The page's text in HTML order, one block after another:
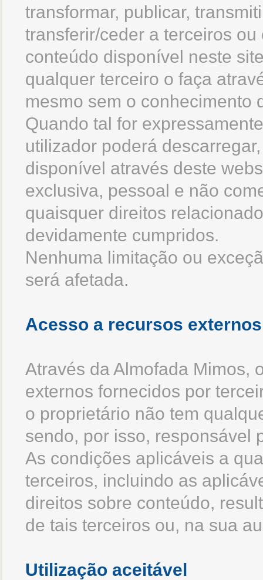
transformar, publicar,
transferir/ceder a terceiros
conteúdo disponível neste
qualquer terceiro o faça
mesmo sem o conhecimento
Quando tal for
utilizador poderá
disponível através deste
exclusiva, pessoal e não
quaisquer direitos
devidamente cumpridos.
Nenhuma limitação ou
será afetada.
Acesso a recursos externos
Através da Almofada Mimos,
externos fornecidos por
o proprietário não tem
sendo, por isso, responsável
As condições aplicáveis a
terceiros, incluindo as
direitos sobre conteúdo,
de tais terceiros ou, na sua
Utilização aceitável